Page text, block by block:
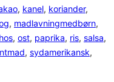
, kanel, koriander
, madlavningmedbørn
, ost, paprika, ris, salsa
, sydamerikansk